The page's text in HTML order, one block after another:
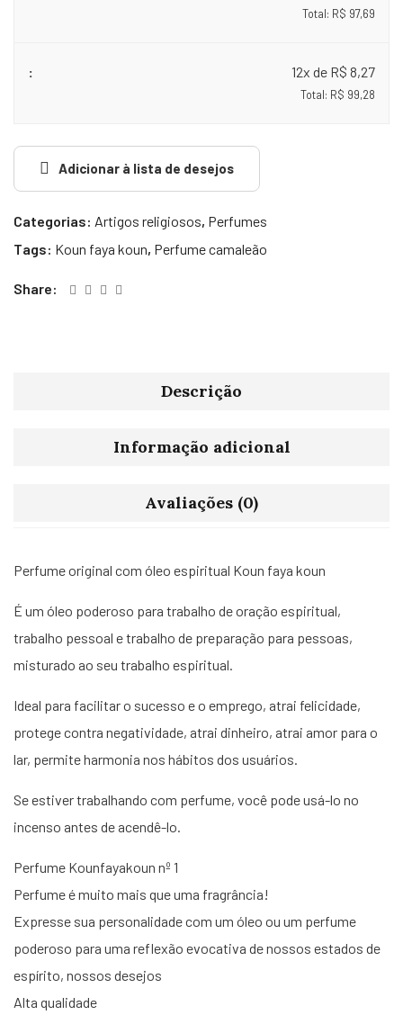
Total: R$ 97,69
12x de R$ 8,27
Total: R$ 99,28
Adicionar à lista de desejos
Categorias: Artigos religiosos, Perfumes
Tags: Koun faya koun, Perfume camaleão
Share:
Descrição
Informação adicional
Avaliações (0)
Perfume original com óleo espiritual Koun faya koun
É um óleo poderoso para trabalho de oração espiritual,
trabalho pessoal e trabalho de preparação para pessoas,
misturado ao seu trabalho espiritual.
Ideal para facilitar o sucesso e o emprego, atrai felicidade,
protege contra negatividade, atrai dinheiro, atrai amor para o
lar, permite harmonia nos hábitos dos usuários.
Se estiver trabalhando com perfume, você pode usá-lo no
incenso antes de acendê-lo.
Perfume Kounfayakoun nº 1
Perfume é muito mais que uma fragrância!
Expresse sua personalidade com um óleo ou um perfume
poderoso para uma reflexão evocativa de nossos estados de
espírito, nossos desejos
Alta qualidade